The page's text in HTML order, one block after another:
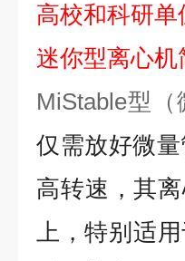
高校和科研单
迷你型离心机
MiStable型（
仅需放好微
高转速，其
上，特别适